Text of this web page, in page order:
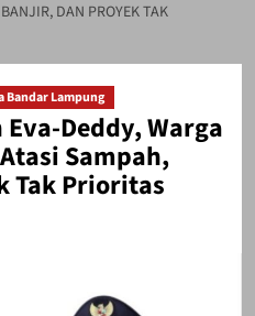
DAN PROYEK TAK
Bandar Lampung
Deddy, Warga
Sampah,
Tak Prioritas